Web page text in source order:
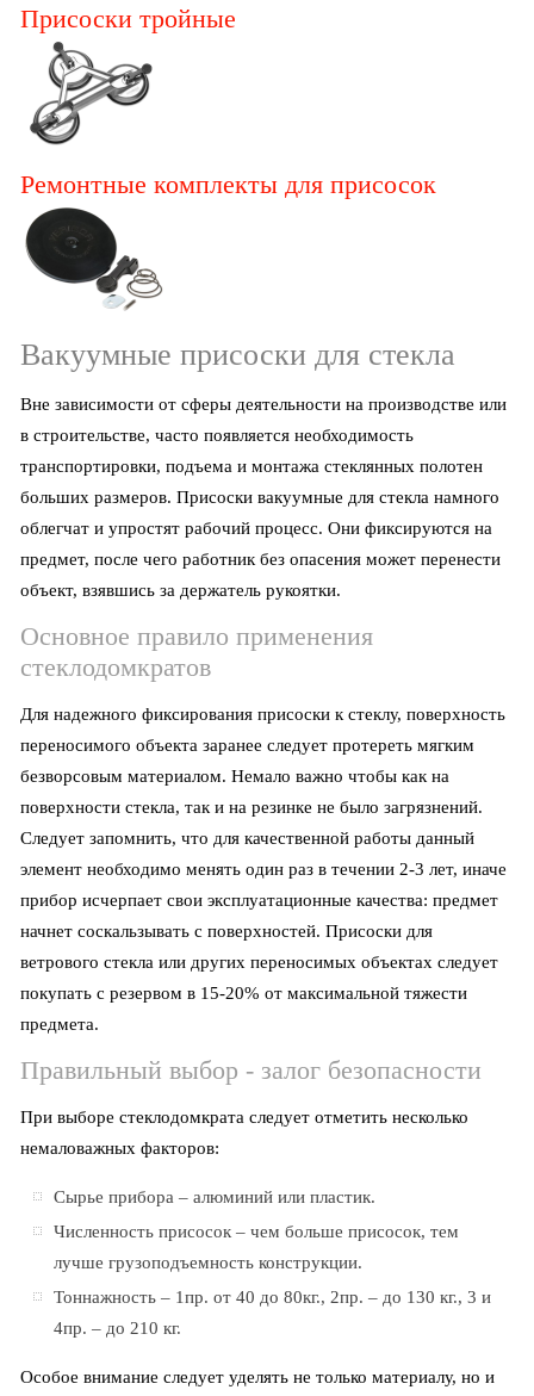
Присоски тройные
Ремонтные комплекты для присосок
Вакуумные присоски для стекла
Вне зависимости от сферы деятельности на производстве или
в строительстве, часто появляется необходимость
транспортировки, подъема и монтажа стеклянных полотен
больших размеров. Присоски вакуумные для стекла намного
облегчат и упростят рабочий процесс. Они фиксируются на
предмет, после чего работник без опасения может перенести
объект, взявшись за держатель рукоятки.
Основное правило применения
стеклодомкратов
Для надежного фиксирования присоски к стеклу, поверхность
переносимого объекта заранее следует протереть мягким
безворсовым материалом. Немало важно чтобы как на
поверхности стекла, так и на резинке не было загрязнений.
Следует запомнить, что для качественной работы данный
элемент необходимо менять один раз в течении 2-3 лет, иначе
прибор исчерпает свои эксплуатационные качества: предмет
начнет соскальзывать с поверхностей. Присоски для
ветрового стекла или других переносимых объектах следует
покупать с резервом в 15-20% от максимальной тяжести
предмета.
Правильный выбор - залог безопасности
При выборе стеклодомкрата следует отметить несколько
немаловажных факторов:
Сырье прибора – алюминий или пластик.
Численность присосок – чем больше присосок, тем
лучше грузоподъемность конструкции.
Тоннажность – 1пр. от 40 до 80кг., 2пр. – до 130 кг., 3 и
4пр. – до 210 кг.
Особое внимание следует уделять не только материалу, но и